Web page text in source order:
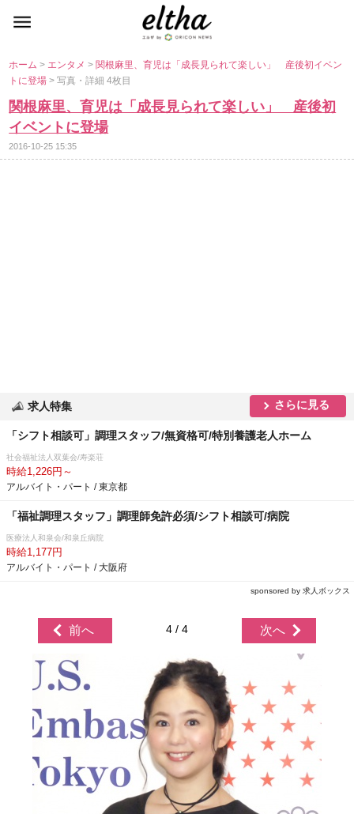
ホーム> エンタメ> 関根麻里、育児は「成長見られて楽しい」 産後初イベン
トに登場> 写真・詳細 4枚目
関根麻里、育児は「成長見られて楽しい」 産後初
イベントに登場
2016-10-25 15:35
求人特集 さらに見る
「シフト相談可」調理スタッフ/無資格可/特別養護老人ホーム
社会福祉法人双葉会/寿楽荘
時給1,226円～
アルバイト・パート / 東京都
「福祉調理スタッフ」調理師免許必須/シフト相談可/病院
医療法人和泉会/和泉丘病院
時給1,177円
アルバイト・パート / 大阪府
sponsored by 求人ボックス
前へ 4 / 4 次へ